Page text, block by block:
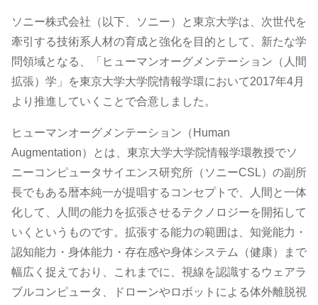
ソニー株式会社（以下、ソニー）と東京大学は、次世代を
牽引する技術系人材の育成と強化を目的として、新たな学
問領域となる、「ヒューマンオーグメンテーション（人間
拡張）学」を東京大学大学院情報学環において2017年4月
より推進していくことで合意しました。
ヒューマンオーグメンテーション（Human
Augmentation）とは、東京大学大学院情報学環教授でソ
ニーコンピュータサイエンス研究所（ソニーCSL）の副所
長でもある暦本純一が提唱するコンセプトで、人間と一体
化して、人間の能力を拡張させるテクノロジーを開拓して
いくというものです。拡張する能力の範囲は、知覚能力・
認知能力・身体能力・存在感や身体システム（健康）まで
幅広く捉えており、これまでに、視線を認識するウェアラ
ブルコンピュータ、ドローンやロボットによる体外離脱視